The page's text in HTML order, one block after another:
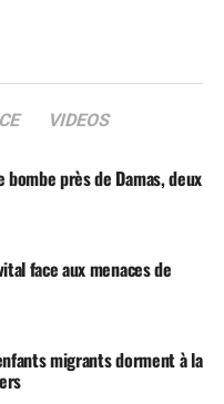
VIDEOS
près de Damas, deux
face aux menaces de
migrants dorment à la